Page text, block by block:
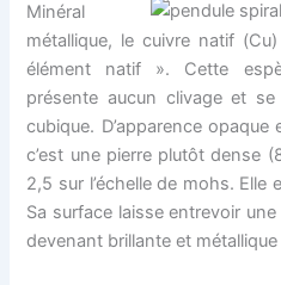
Minéral
métallique, le cuivre natif
élément natif ». Cette
présente aucun clivage et
cubique. D’apparence
c’est une pierre plutôt dense
2,5 sur l’échelle de mohs.
Sa surface laisse entrevoir
devenant brillante et métallique